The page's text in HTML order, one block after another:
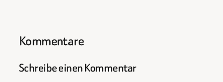
Kommentare
Schreibe einen Kommentar